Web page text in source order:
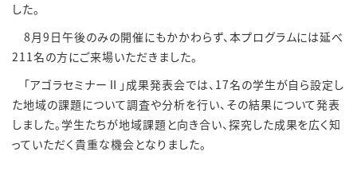
した。
8月9日午後のみの開催にもかかわらず、本プログラムには延べ
211名の方にご来場いただきました。
「アゴラセミナーⅡ」成果発表会では、17名の学生が自ら設定し
た地域の課題について調査や分析を行い、その結果について発表
しました。学生たちが地域課題と向き合い、探究した成果を広く知
っていただく貴重な機会となりました。